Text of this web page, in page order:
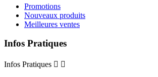
Promotions
Nouveaux produits
Meilleures ventes
Infos Pratiques
Infos Pratiques  